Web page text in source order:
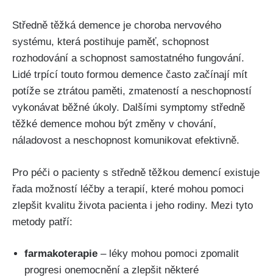
Středně těžká demence je choroba nervového
systému, která postihuje paměť, schopnost
rozhodování a schopnost samostatného fungování.
Lidé trpící touto formou demence často začínají mít
potíže se ztrátou paměti, zmateností a neschopností
vykonávat běžné úkoly. Dalšími symptomy středně
těžké demence mohou být změny v chování,
náladovost a neschopnost komunikovat efektivně.
Pro péči o pacienty s středně těžkou demencí existuje
řada možností léčby a terapií, které mohou pomoci
zlepšit kvalitu života pacienta i jeho rodiny. Mezi tyto
metody patří:
farmakoterapie – léky mohou pomoci zpomalit
progresi onemocnění a zlepšit některé